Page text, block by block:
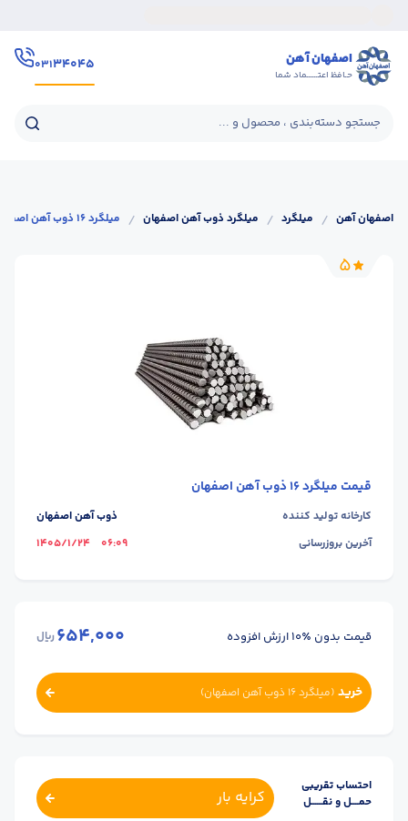
اصفهان آهن
حـافظ اعتــــــماد شما
۳۴۰۴۵۰۳۱
جستجو دسته‌بندی ، محصول و ...
اصفهان آهن / میلگرد / میلگرد ذوب آهن اصفهان / میلگرد 16 ذوب آهن اصفهان
5
قیمت میلگرد 16 ذوب آهن اصفهان
کارخانه تولید کننده
ذوب آهن اصفهان
آخرین بروزرسانی
06:09
1405/1/24
قیمت بدون ٪۱۰ ارزش افزوده 654,000ریال
خرید (میلگرد 16 ذوب آهن اصفهان )
احتساب تقریبی
حمــــل و نقــــــل
کرایه بار